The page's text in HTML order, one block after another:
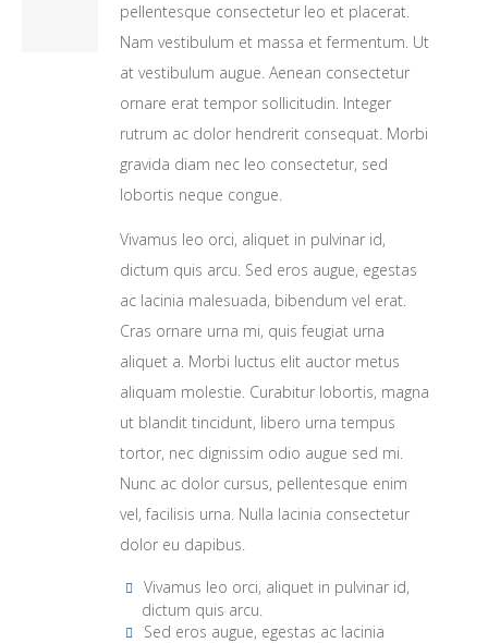
pellentesque consectetur leo et placerat.
Nam vestibulum et massa et fermentum. Ut
at vestibulum augue. Aenean consectetur
ornare erat tempor sollicitudin. Integer
rutrum ac dolor hendrerit consequat. Morbi
gravida diam nec leo consectetur, sed
lobortis neque congue.
Vivamus leo orci, aliquet in pulvinar id,
dictum quis arcu. Sed eros augue, egestas
ac lacinia malesuada, bibendum vel erat.
Cras ornare urna mi, quis feugiat urna
aliquet a. Morbi luctus elit auctor metus
aliquam molestie. Curabitur lobortis, magna
ut blandit tincidunt, libero urna tempus
tortor, nec dignissim odio augue sed mi.
Nunc ac dolor cursus, pellentesque enim
vel, facilisis urna. Nulla lacinia consectetur
dolor eu dapibus.
Vivamus leo orci, aliquet in pulvinar id,
dictum quis arcu.
Sed eros augue, egestas ac lacinia